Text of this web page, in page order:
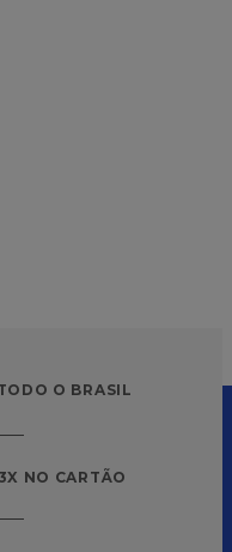
O BRASIL
3X NO CARTÃO